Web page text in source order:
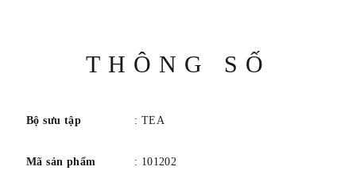
bezel vật chất
Thép không gỉ
Lịch Không có lịch
Sự chuyển động
Thạch anh
THÔNG SỐ
Bộ sưu tập : TEA
Mã sản phẩm : 101202